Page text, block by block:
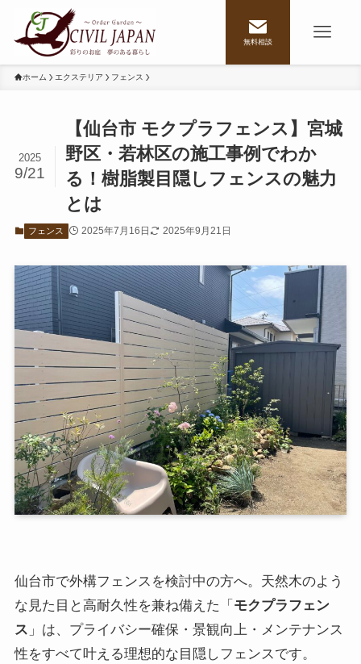
無料相談
ホーム エクステリア フェンス
【仙台市 モクプラフェンス】宮城
野区・若林区の施工事例でわか
る！樹脂製目隠しフェンスの魅力
とは
2025
9/21
フェンス 2025年7月16日 2025年9月21日
仙台市で外構フェンスを検討中の方へ。天然木のよう
な見た目と高耐久性を兼ね備えた「 モクプラフェン
ス 」は、プライバシー確保・景観向上・メンテナンス
性をすべて叶える理想的な目隠しフェンスです。